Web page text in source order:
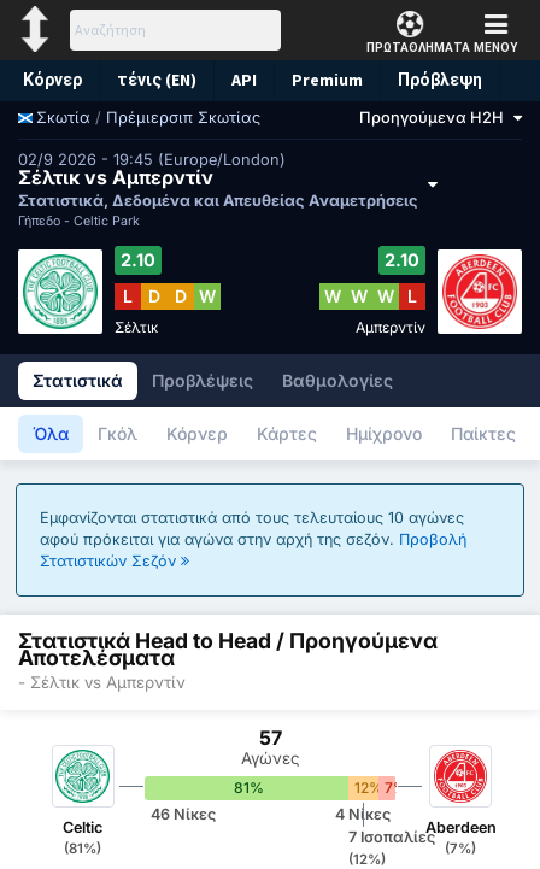
ΠΡΩΤΑΘΛΗΜΑΤΑ ΜΕΝΟΥ
Κόρνερ τένις (EN) API Premium Πρόβλεψη
Σκωτία / Πρέμιερσιπ Σκωτίας Προηγούμενα H2H
02/9 2026 - 19:45 (Europe/London)
Σέλτικ vs Αμπερντίν
Στατιστικά, Δεδομένα και Απευθείας Αναμετρήσεις
Γήπεδο - Celtic Park
2.10
L
D D W
Σέλτικ
2.10
W W W L
Αμπερντίν
Στατιστικά Προβλέψεις Βαθμολογίες
Όλα Γκόλ Κόρνερ Κάρτες Ημίχρονο Παίκτες
Εμφανίζονται στατιστικά από τους τελευταίους 10 αγώνες
αφού πρόκειται για αγώνα στην αρχή της σεζόν. Προβολή
Στατιστικών Σεζόν
Στατιστικά Head to Head / Προηγούμενα
Αποτελέσματα
- Σέλτικ vs Αμπερντίν
Celtic
(81%)
57
Αγώνες
81% 12% 7%
46 Νίκες
7 Ισοπαλίες
(12%)
4 Νίκες
Aberdeen
(7%)